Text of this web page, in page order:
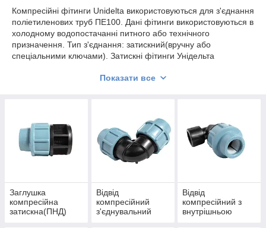
Компресійні фітинги Unidelta використовуються для з'єднання
поліетиленових труб ПЕ100. Дані фітинги використовуються в
холодному водопостачанні питного або технічного
призначення. Тип з'єднання: затискний(вручну або
спеціальними ключами). Затискні фітинги Унідельта
Показати все
Заглушка
компресійна
затискна(ПНД)
Відвід
компресійний
з'єднувальний
Відвід
компресійний з
внутрішньою